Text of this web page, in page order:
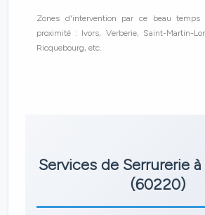
Zones d'intervention par ce beau temps
proximité : Ivors, Verberie, Saint-Martin-
Ricquebourg, etc.
Services de Serrurerie
(60220)